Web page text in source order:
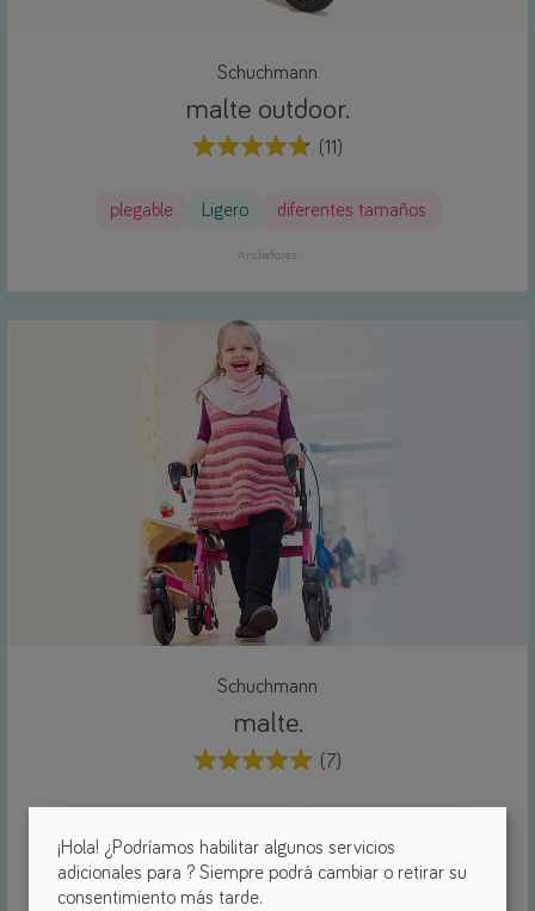
Schuchmann
malte outdoor.
(11)
plegable Ligero diferentes tamaños
Andadores
Schuchmann
malte.
(7)
Bastidor plegable
Andadores
¡Hola! ¿Podríamos habilitar algunos servicios
adicionales para ? Siempre podrá cambiar o retirar su
consentimiento más tarde.